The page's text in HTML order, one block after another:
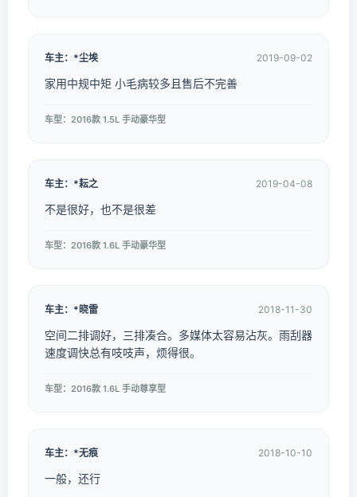
车主：*尘埃 2019-09-02
家用中规中矩 小毛病较多且售后不完善
车型：2016款 1.5L 手动豪华型
车主：*耘之 2019-04-08
不是很好，也不是很差
车型：2016款 1.6L 手动豪华型
车主：*晓雷 2018-11-30
空间二排调好，三排凑合。多媒体太容易沾灰。雨刮器
速度调快总有吱吱声，烦得很。
车型：2016款 1.6L 手动尊享型
车主：*无痕 2018-10-10
一般，还行